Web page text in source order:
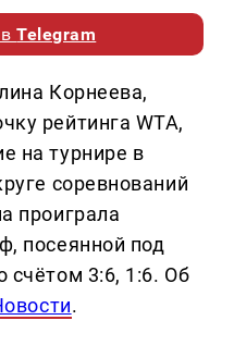
вTelegram
Корнеева,
рейтинга WTA,
на турнире в
соревнований
проиграла
посеянной под
счётом 3:6, 1:6. Об
.